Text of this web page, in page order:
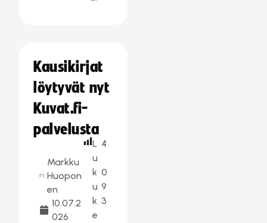
Kausikirjat
löytyvät nyt
Kuvat.fi-
palvelusta
Markku
Huopon
en
10.07.2
026
L
u
k
u
k
e
4
0
9
3